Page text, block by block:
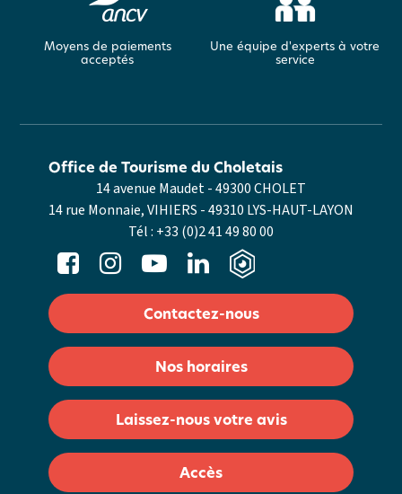
Moyens de paiements
acceptés
Une équipe d'experts à votre
service
14 avenue Maudet - 49300 CHOLET
14 rue Monnaie, VIHIERS - 49310 LYS-HAUT-LAYON
Tél : +33 (0)2 41 49 80 00
Office de Tourisme du Choletais
Contactez-nous
Nos horaires
Laissez-nous votre avis
Accès